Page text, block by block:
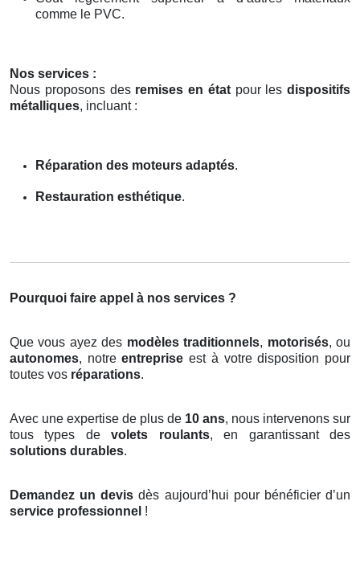
comme le PVC.
Nos services :
Nous proposons des remises en étatpour les dispositifs
métalliques, incluant :
Réparation des moteurs adaptés.
Restauration esthétique.
Pourquoi faire appel à nos services ?
Que vous ayez des modèles traditionnels, motorisés, ou
autonomes, notreentreprise est à votre disposition pour
toutes vos réparations.
Avec une expertise de plus de 10 ans, nous intervenons sur
tous types devolets roulants, en garantissant des
solutions durables.
Demandez un devis dès aujourd’hui pour bénéficier d’un
service professionnel !